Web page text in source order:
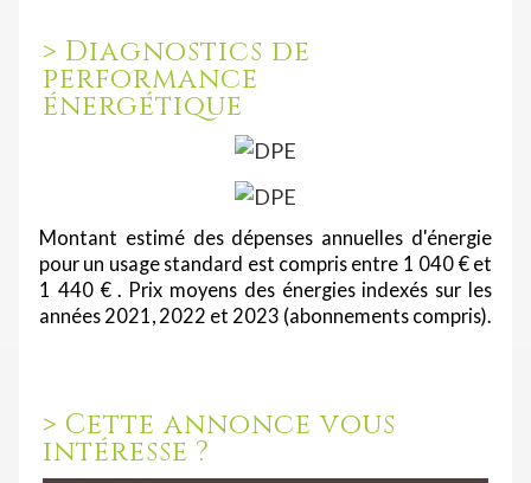
> Diagnostics de
performance
énergétique
Montant estimé des dépenses annuelles d'énergie
pour un usage standard est compris entre 1 040 € et
1 440 € . Prix moyens des énergies indexés sur les
années 2021, 2022 et 2023 (abonnements compris).
> Cette annonce vous
intéresse ?